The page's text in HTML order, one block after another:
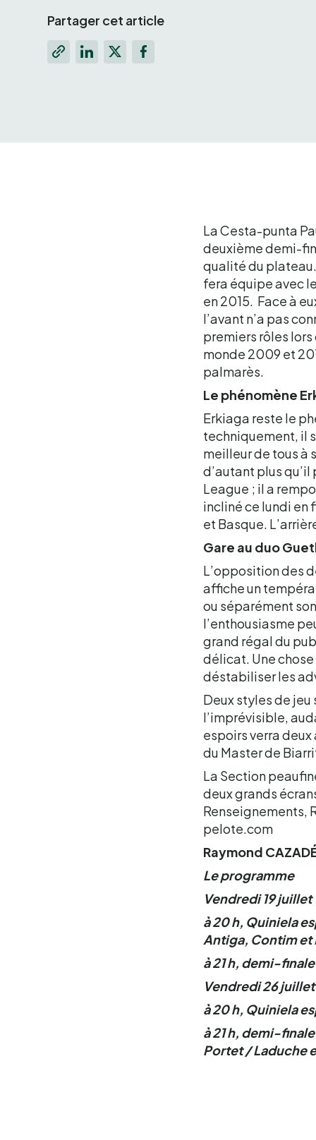
Partager cet article
La Cesta-punta
deuxième demi-
qualité du
fera équipe avec
en 2015. Face à
l’avant n’a pas
premiers rôles lors
monde 2009 et
palmarès.
Le phénomène
Erkiaga reste le
techniquement, il
meilleur de tous à
d’autant plus
League ; il a
incliné ce lundi en
et Basque.
Gare au duo
L’opposition des
affiche un
ou séparément
l’enthousiasme
grand régal du
délicat. Une chose
déstabiliser les
Deux styles de
l’imprévisible,
espoirs verra
du Master de
La Section
deux grands
Renseignements,
pelote.com
Raymond
Le programme
Vendredi 19 juillet
à 20 h, Quiniela
Antiga, Contim et
à 21 h, demi-
Vendredi 26 juillet
à 20 h, Quiniela
à 21 h, demi-
Portet / Laduche